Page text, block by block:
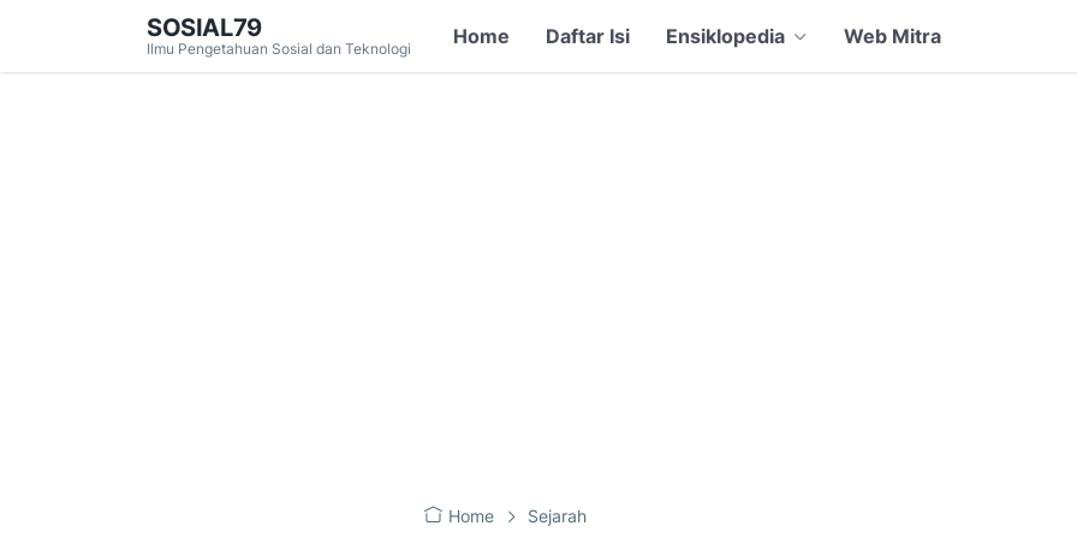
SOSIAL79
Ilmu Pengetahuan Sosial dan Teknologi
Home Daftar Isi Ensiklopedia Web Mitra
Home Sejarah